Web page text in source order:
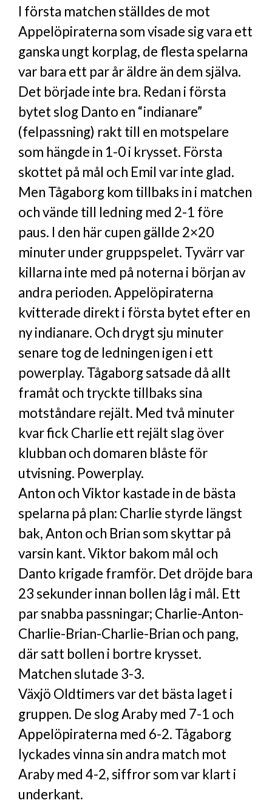
I första matchen ställdes de mot
Appelöpiraterna som visade sig vara ett
ganska ungt korplag, de flesta spelarna
var bara ett par år äldre än dem själva.
Det började inte bra. Redan i första
bytet slog Danto en “indianare”
(felpassning) rakt till en motspelare
som hängde in 1-0 i krysset. Första
skottet på mål och Emil var inte glad.
Men Tågaborg kom tillbaks in i matchen
och vände till ledning med 2-1 före
paus. I den här cupen gällde 2×20
minuter under gruppspelet. Tyvärr var
killarna inte med på noterna i början av
andra perioden. Appelöpiraterna
kvitterade direkt i första bytet efter en
ny indianare. Och drygt sju minuter
senare tog de ledningen igen i ett
powerplay. Tågaborg satsade då allt
framåt och tryckte tillbaks sina
motståndare rejält. Med två minuter
kvar fick Charlie ett rejält slag över
klubban och domaren blåste för
utvisning. Powerplay.
Anton och Viktor kastade in de bästa
spelarna på plan: Charlie styrde längst
bak, Anton och Brian som skyttar på
varsin kant. Viktor bakom mål och
Danto krigade framför. Det dröjde bara
23 sekunder innan bollen låg i mål. Ett
par snabba passningar; Charlie-Anton-
Charlie-Brian-Charlie-Brian och pang,
där satt bollen i bortre krysset.
Matchen slutade 3-3.
Växjö Oldtimers var det bästa laget i
gruppen. De slog Araby med 7-1 och
Appelöpiraterna med 6-2. Tågaborg
lyckades vinna sin andra match mot
Araby med 4-2, siffror som var klart i
underkant.